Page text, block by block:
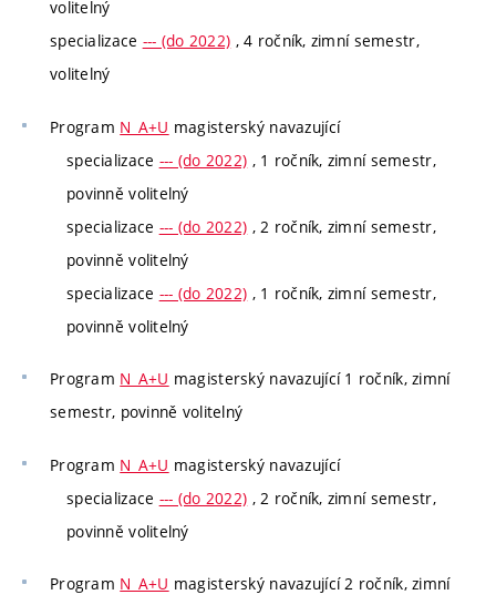
volitelný
specializace --- (do 2022) , 4 ročník, zimní semestr,
volitelný
Program N_A+U magisterský navazující
specializace --- (do 2022) , 1 ročník, zimní semestr,
povinně volitelný
specializace --- (do 2022) , 2 ročník, zimní semestr,
povinně volitelný
specializace --- (do 2022) , 1 ročník, zimní semestr,
povinně volitelný
Program N_A+U magisterský navazující 1 ročník, zimní
semestr, povinně volitelný
Program N_A+U magisterský navazující
specializace --- (do 2022) , 2 ročník, zimní semestr,
povinně volitelný
Program N_A+U magisterský navazující 2 ročník, zimní